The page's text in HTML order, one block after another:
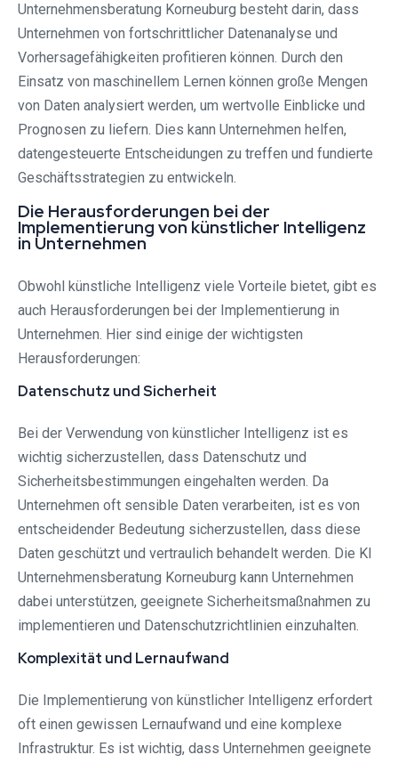
Unternehmensberatung Korneuburg besteht darin, dass
Unternehmen von fortschrittlicher Datenanalyse und
Vorhersagefähigkeiten profitieren können. Durch den
Einsatz von maschinellem Lernen können große Mengen
von Daten analysiert werden, um wertvolle Einblicke und
Prognosen zu liefern. Dies kann Unternehmen helfen,
datengesteuerte Entscheidungen zu treffen und fundierte
Geschäftsstrategien zu entwickeln.
Die Herausforderungen bei der
Implementierung von künstlicher Intelligenz
in Unternehmen
Obwohl künstliche Intelligenz viele Vorteile bietet, gibt es
auch Herausforderungen bei der Implementierung in
Unternehmen. Hier sind einige der wichtigsten
Herausforderungen:
Datenschutz und Sicherheit
Bei der Verwendung von künstlicher Intelligenz ist es
wichtig sicherzustellen, dass Datenschutz und
Sicherheitsbestimmungen eingehalten werden. Da
Unternehmen oft sensible Daten verarbeiten, ist es von
entscheidender Bedeutung sicherzustellen, dass diese
Daten geschützt und vertraulich behandelt werden. Die KI
Unternehmensberatung Korneuburg kann Unternehmen
dabei unterstützen, geeignete Sicherheitsmaßnahmen zu
implementieren und Datenschutzrichtlinien einzuhalten.
Komplexität und Lernaufwand
Die Implementierung von künstlicher Intelligenz erfordert
oft einen gewissen Lernaufwand und eine komplexe
Infrastruktur. Es ist wichtig, dass Unternehmen geeignete